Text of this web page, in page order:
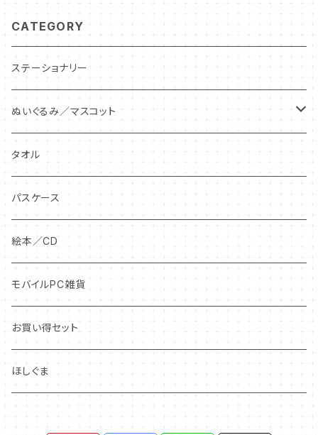
CATEGORY
ステーショナリー
ぬいぐるみ／マスコット
ぬいぐるみ
ぬいぐるみキーチェーン
タオル
パスケース
絵本／CD
モバイルPC雑貨
お買い得セット
ほしぐま